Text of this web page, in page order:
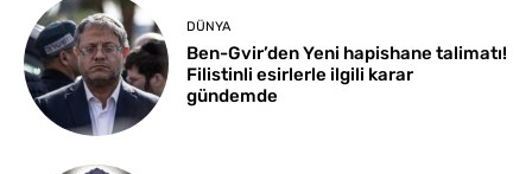
DÜNYA
Ben-Gvir’den Yeni hapishane talimatı!
Filistinli esirlerle ilgili karar
gündemde